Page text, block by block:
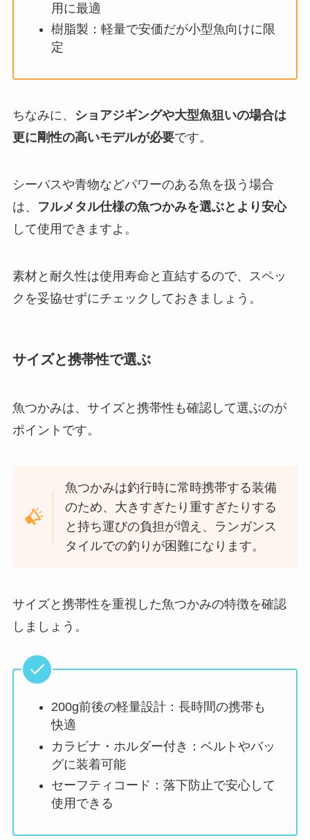
用に最適
樹脂製：軽量で安価だが小型魚向けに限
定
ちなみに、
ショアジギングや大型魚狙いの場合は
更に剛性の高いモデルが必要です。
シーバスや青物などパワーのある魚を扱う場合
は、
フルメタル仕様の魚つかみを選ぶとより安心
して使用できますよ。
素材と耐久性は使用寿命と直結するので、スペッ
クを妥協せずにチェックしておきましょう。
サイズと携帯性で選ぶ
魚つかみは、サイズと携帯性も確認して選ぶのが
ポイントです。
魚つかみは釣行時に常時携帯する装備
のため、大きすぎたり重すぎたりする
と持ち運びの負担が増え、ランガンス
タイルでの釣りが困難になります。
サイズと携帯性を重視した魚つかみの特徴を確認
しましょう。
200g前後の軽量設計：長時間の携帯も
快適
カラビナ・ホルダー付き：ベルトやバッ
グに装着可能
セーフティコード：落下防止で安心して
使用できる